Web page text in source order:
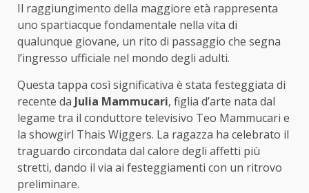
Il raggiungimento della maggiore età rappresenta
uno spartiacque fondamentale nella vita di
qualunque giovane, un rito di passaggio che segna
l’ingresso ufficiale nel mondo degli adulti.
Questa tappa così significativa è stata festeggiata di
recente da Julia Mammucari, figlia d’arte nata dal
legame tra il conduttore televisivo Teo Mammucari e
la showgirl Thais Wiggers. La ragazza ha celebrato il
traguardo circondata dal calore degli affetti più
stretti, dando il via ai festeggiamenti con un ritrovo
preliminare.